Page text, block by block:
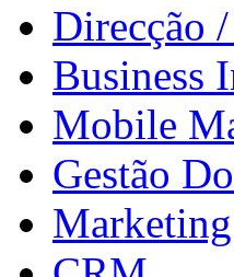
Direcção
Business
Mobile
Gestão
Marketing